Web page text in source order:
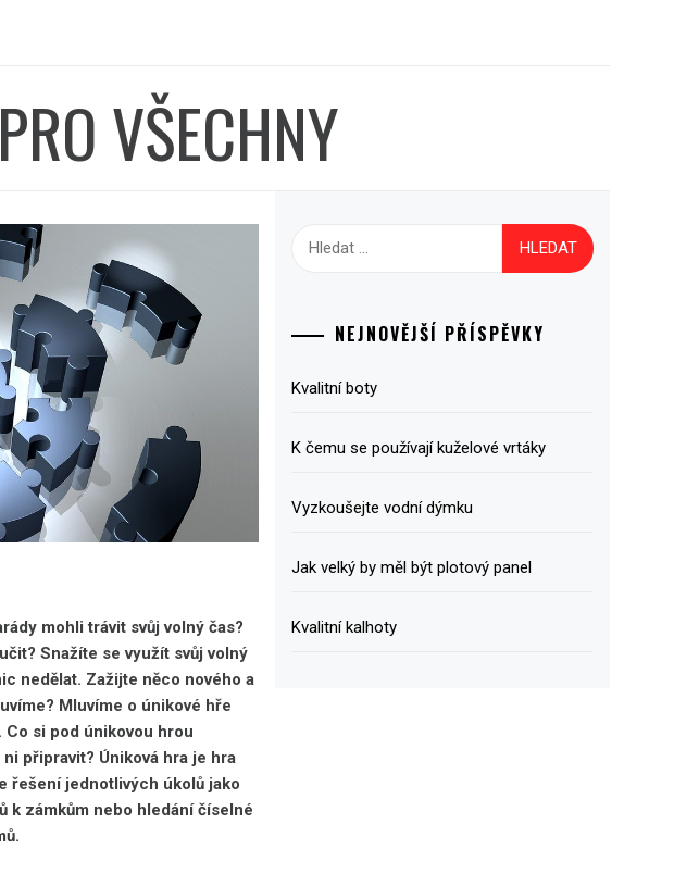
VŠECHNY
mohli trávit svůj volný čas?
Snažíte se využít svůj volný
nedělat. Zažijte něco nového a
Mluvíme o únikové hře
. Co si pod únikovou hrou
připravit? Úniková hra je hra
řešení jednotlivých úkolů jako
k zámkům nebo hledání číselné
NEJNOVĚJŠÍ PŘÍSPĚVKY
Kvalitní boty
K čemu se používají kuželové vrtáky
Vyzkoušejte vodní dýmku
Jak velký by měl být plotový panel
Kvalitní kalhoty